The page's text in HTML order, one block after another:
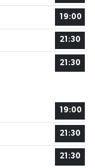
19:00
21:30
21:30
19:00
21:30
21:30